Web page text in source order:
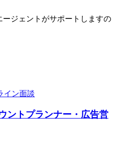
ージェントがサポートしますの
イン面談
ントプランナー・広告営